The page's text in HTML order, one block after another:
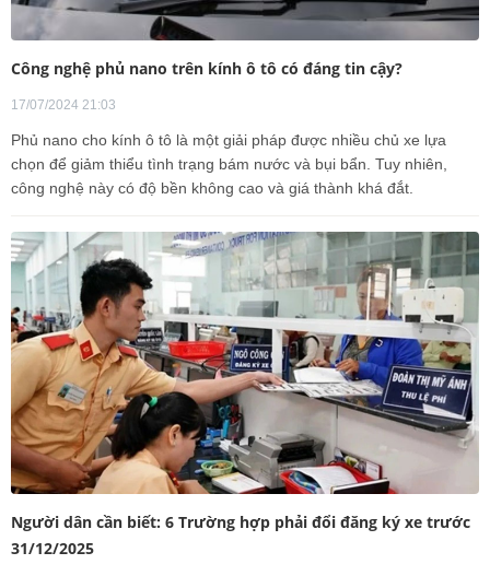
Công nghệ phủ nano trên kính ô tô có đáng tin cậy?
17/07/2024 21:03
Phủ nano cho kính ô tô là một giải pháp được nhiều chủ xe lựa
chọn để giảm thiểu tình trạng bám nước và bụi bẩn. Tuy nhiên,
công nghệ này có độ bền không cao và giá thành khá đắt.
Người dân cần biết: 6 Trường hợp phải đổi đăng ký xe trước
31/12/2025